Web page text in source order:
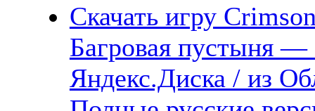
Скачать игру
Багровая пустыня —
Яндекс.Диска / из